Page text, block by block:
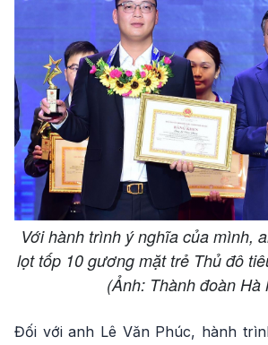
Với hành trình ý nghĩa của mình,
lọt tốp 10 gương mặt trẻ Thủ đô
(Ảnh: Thành đoàn Hà
Đối với anh Lê Văn Phúc, hành